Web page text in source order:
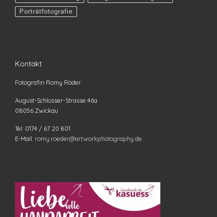
Porträtfotografie
Kontakt
Fotografin Romy Röder
August-Schlosser-Strasse 46a
08056 Zwickau
Tel: 0174 / 67 20 801
E-Mail: romy.roeder@artworkphotography.de